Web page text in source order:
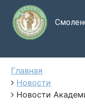
Главная
Новости
Новости